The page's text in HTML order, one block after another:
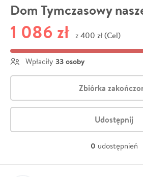
Dom Tymczasowy
1 086 zł z 400 zł (Cel)
Wpłaciły 33 osoby
Zbiórka
Udostępnij
0 udostępnień